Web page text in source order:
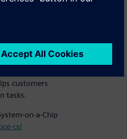
40 million
suite
(ACS), PCIe
(VP 1902)
customers
tasks.
on-a-Chip
cs/